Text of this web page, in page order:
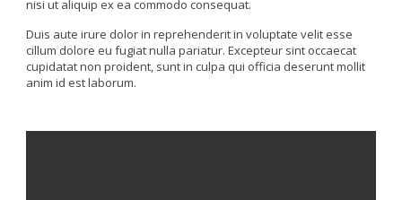
nisi ut aliquip ex ea commodo consequat.
Duis aute irure dolor in reprehenderit in voluptate velit esse
cillum dolore eu fugiat nulla pariatur. Excepteur sint occaecat
cupidatat non proident, sunt in culpa qui officia deserunt mollit
anim id est laborum.